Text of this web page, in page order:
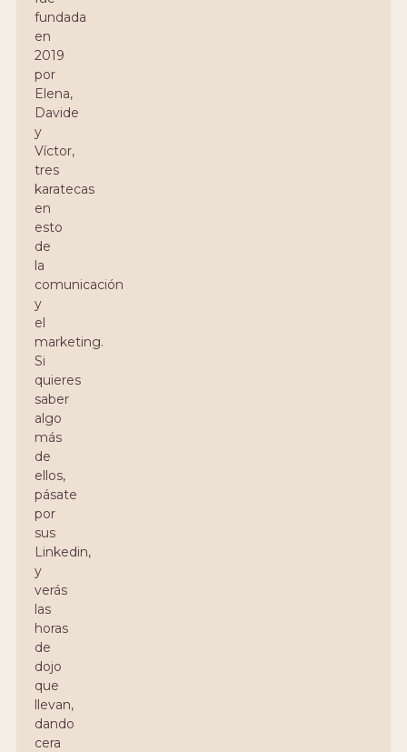
fundada
en
2019
por
Elena,
Davide
y
Víctor,
tres
karatecas
en
esto
de
la
comunicación
y
el
marketing.
Si
quieres
saber
algo
más
de
ellos,
pásate
por
sus
Linkedin,
y
verás
las
horas
de
dojo
que
llevan,
dando
cera